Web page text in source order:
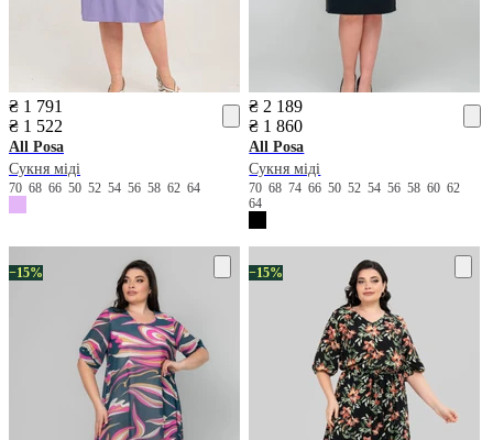
₴ 1 791
₴ 1 522
All Posa
Сукня міді
70 68 66 50 52 54 56 58 62 64
₴ 2 189
₴ 1 860
All Posa
Сукня міді
7068746650525456586062
64
−15% −15%